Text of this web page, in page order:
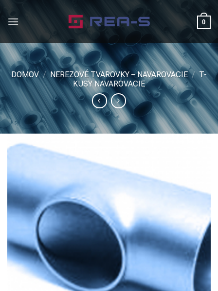
0
DOMOV / NEREZOVÉ TVAROVKY – NAVAROVACIE / T-
KUSY NAVAROVACIE